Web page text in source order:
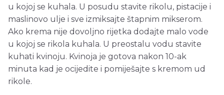
u kojoj se kuhala. U posudu stavite rikolu, pistacije i
maslinovo ulje i sve izmiksajte štapnim mikserom.
Ako krema nije dovoljno rijetka dodajte malo vode
u kojoj se rikola kuhala. U preostalu vodu stavite
kuhati kvinoju. Kvinoja je gotova nakon 10-ak
minuta kad je ocijedite i pomiješajte s kremom ud
rikole.